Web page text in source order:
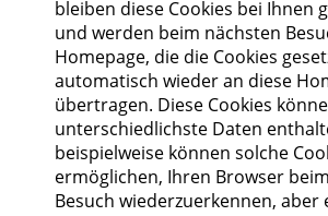
bleiben diese Cookies bei Ihnen
und werden beim nächsten
Homepage, die die Cookies
automatisch wieder an diese
übertragen. Diese Cookies
unterschiedlichste Daten
beispielweise können solche
ermöglichen, Ihren Browser
Besuch wiederzuerkennen, aber